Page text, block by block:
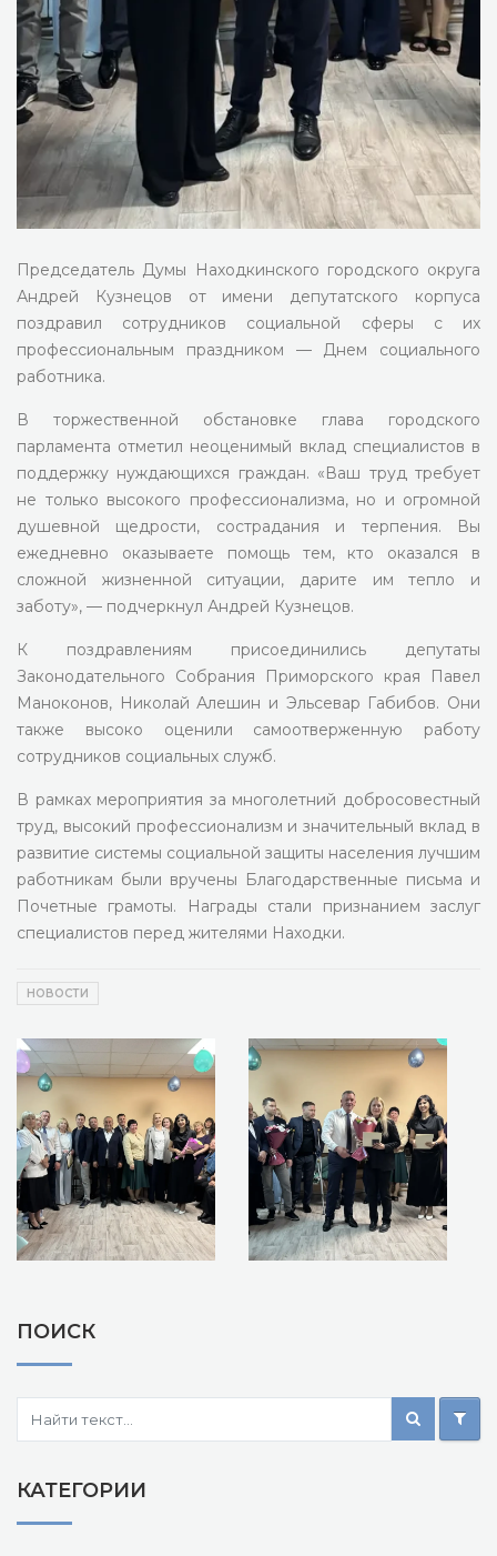
Председатель Думы Находкинского городского округа
Андрей Кузнецов от имени депутатского корпуса
поздравил сотрудников социальной сферы с их
профессиональным праздником — Днем социального
работника.
В торжественной обстановке глава городского
парламента отметил неоценимый вклад специалистов в
поддержку нуждающихся граждан. «Ваш труд требует
не только высокого профессионализма, но и огромной
душевной щедрости, сострадания и терпения. Вы
ежедневно оказываете помощь тем, кто оказался в
сложной жизненной ситуации, дарите им тепло и
заботу», — подчеркнул Андрей Кузнецов.
К поздравлениям присоединились депутаты
Законодательного Собрания Приморского края Павел
Маноконов, Николай Алешин и Эльсевар Габибов. Они
также высоко оценили самоотверженную работу
сотрудников социальных служб.
В рамках мероприятия за многолетний добросовестный
труд, высокий профессионализм и значительный вклад в
развитие системы социальной защиты населения лучшим
работникам были вручены Благодарственные письма и
Почетные грамоты. Награды стали признанием заслуг
специалистов перед жителями Находки.
НОВОСТИ
ПОИСК
КАТЕГОРИИ